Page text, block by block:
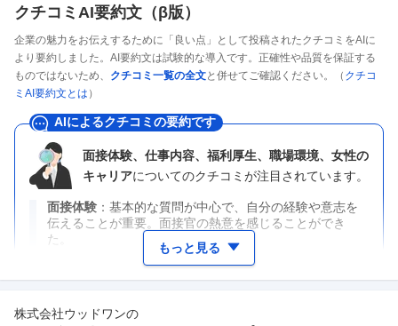
クチコミAI要約文（β版）
企業の魅力をお伝えするために「良い点」として投稿されたクチコミをAIに
より要約しました。AI要約文は試験的な導入です。正確性や品質を保証する
ものではないため、 クチコミ一覧の全文と併せてご確認ください。（ クチコ
ミAI要約文とは ）
AIによるクチコミの要約です
面接体験、仕事内容、福利厚生、職場環境、女性の
キャリアについてのクチコミが注目されています。
面接体験
基本的な質問が中心で、自分の経験や意志を
伝えることが重要。面接官の熱意を感じることができ
た。
もっと見る
株式会社ウッドワンの